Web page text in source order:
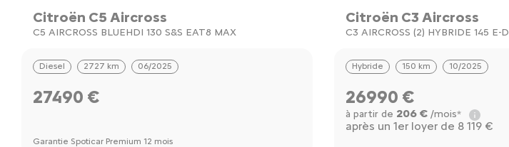
Citroën C5 Aircross
C5 AIRCROSS BLUEHDI 130 S&S EAT8 MAX
Diesel 2727 km 06/2025
27490 €
Garantie Spoticar Premium 12 mois
Citroën C3 Aircross
C3 AIRCROSS (2) HYBRIDE 145 E-
Hybride 150 km 10/2025
26990 €
à partir de 206 € /mois*
après un 1er loyer de 8 119 €